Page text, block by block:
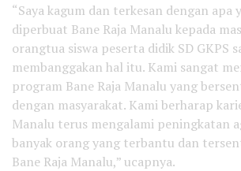
“Saya kagum dan terkesan dengan apa
diperbuat Bane Raja Manalu kepada
orangtua siswa peserta didik SD GKPS
membanggakan hal itu. Kami sangat
program Bane Raja Manalu yang
dengan masyarakat. Kami berharap
Manalu terus mengalami peningkatan
banyak orang yang terbantu dan
Bane Raja Manalu,” ucapnya.